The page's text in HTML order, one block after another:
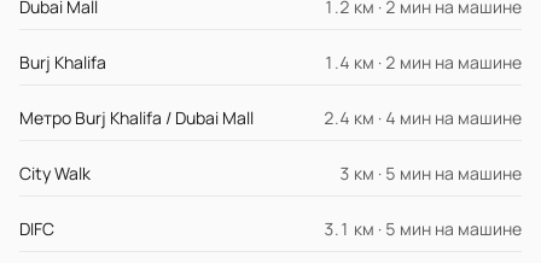
Dubai Mall 1.2 км · 2 мин на машине
Burj Khalifa 1.4 км · 2 мин на машине
Метро Burj Khalifa / Dubai Mall 2.4 км · 4 мин на машине
City Walk 3 км · 5 мин на машине
DIFC 3.1 км · 5 мин на машине